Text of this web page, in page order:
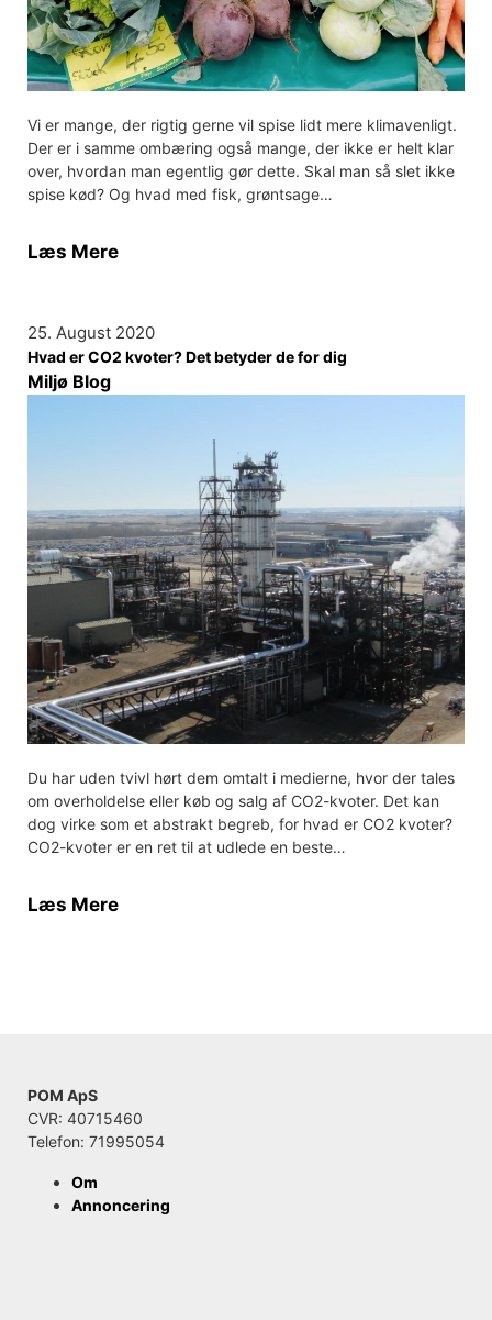
Vi er mange, der rigtig gerne vil spise lidt mere klimavenligt.
Der er i samme ombæring også mange, der ikke er helt klar
over, hvordan man egentlig gør dette. Skal man så slet ikke
spise kød? Og hvad med fisk, grøntsage…
Læs Mere
25. August 2020
Hvad er CO2 kvoter? Det betyder de for dig
Miljø Blog
Du har uden tvivl hørt dem omtalt i medierne, hvor der tales
om overholdelse eller køb og salg af CO2-kvoter. Det kan
dog virke som et abstrakt begreb, for hvad er CO2 kvoter?
CO2-kvoter er en ret til at udlede en beste…
Læs Mere
POM ApS
CVR: 40715460
Telefon: 71995054
Om
Annoncering